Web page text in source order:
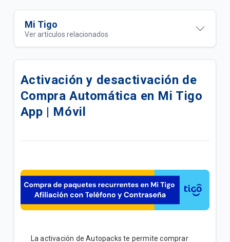
Mi Tigo
Ver artículos relacionados
Ingreso y Registro a las Plataformas Digitales
Crear tu cuenta en TigoID 👤 | General
¿Cómo recuperar tu contraseña de TigoID? 🔓 |
Gestionar tu red WIFI en Mi Tigo App | Hogar
Eliminar suscripción "Pago Automático" en Mi Tigo |
Activación y desactivación de
Compra Automática en Mi Tigo
App | Móvil
La activación de Autopacks te permite comprar